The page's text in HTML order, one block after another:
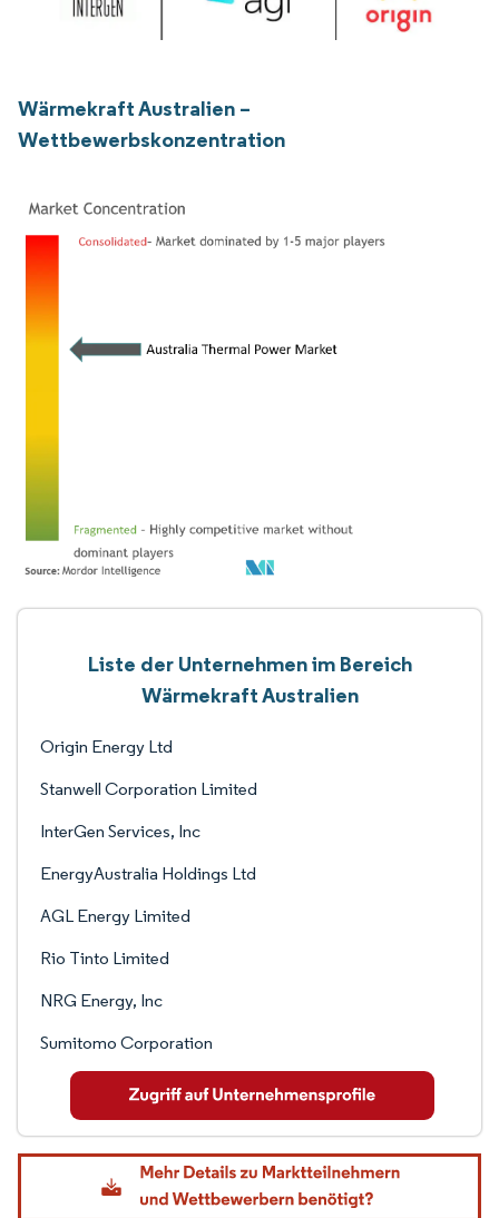
Wärmekraft Australien –
Wettbewerbskonzentration
Liste der Unternehmen im Bereich
Wärmekraft Australien
Origin Energy Ltd
Stanwell Corporation Limited
InterGen Services, Inc
EnergyAustralia Holdings Ltd
AGL Energy Limited
Rio Tinto Limited
NRG Energy, Inc
Sumitomo Corporation